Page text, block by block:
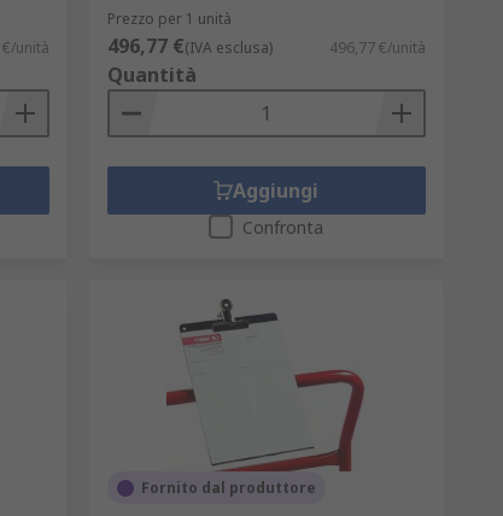
unità
Prezzo per 1 unità
496,77 €(IVA esclusa) 496,77 €/unità
Quantità
Aggiungi
Confronta
Fornito dal produttore